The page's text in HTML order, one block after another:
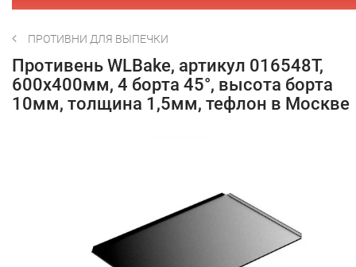
ПРОТИВНИ ДЛЯ ВЫПЕЧКИ
Противень WLBake, артикул 016548T,
600х400мм, 4 борта 45°, высота борта
10мм, толщина 1,5мм, тефлон в Москве